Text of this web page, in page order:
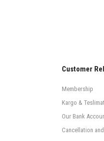
Customer
Membership
Kargo & Teslimat
Our Bank
Cancellation